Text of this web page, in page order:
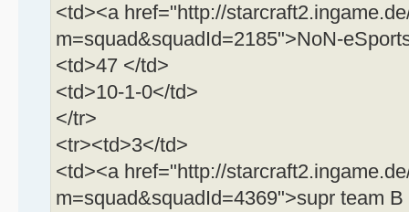
<td><a href="http://
m=squad&squadId=2185">NoN-
<td>47 </td>
<td>10-1-0</td>
</tr>
<tr><td>3</td>
<td><a href="http://
m=squad&squadId=4369">supr team